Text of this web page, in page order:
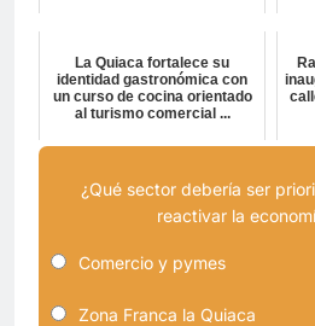
La Quiaca fortalece su
identidad gastronómica con
un curso de cocina orientado
al turismo comercial ...
¿Qué sector debería ser
reactivar la
Comercio y pymes
Zona Franca la Quiaca